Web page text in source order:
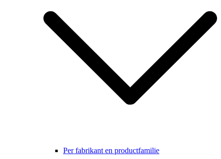
Per fabrikant en productfamilie